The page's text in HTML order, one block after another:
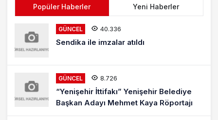
Popüler Haberler Yeni Haberler
GÜNCEL 40.336
Sendika ile imzalar atıldı
GÜNCEL 8.726
“Yenişehir İttifakı” Yenişehir Belediye
Başkan Adayı Mehmet Kaya Röportajı